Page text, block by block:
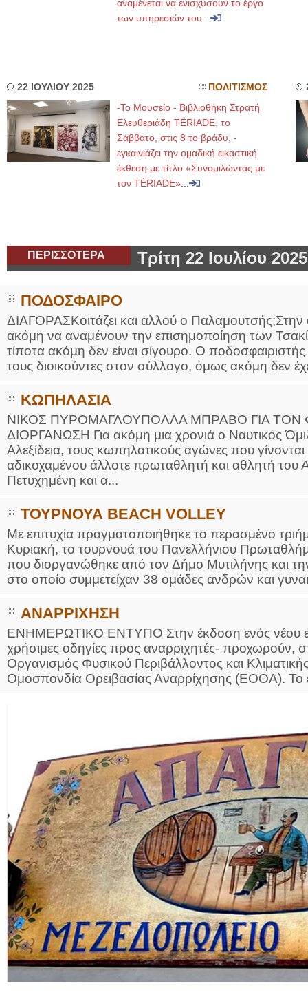
αναμένεται να ενισχύσουν το έργο
των υπηρεσιών του
22 ΙΟΥΛΙΟΥ 2025 ΠΟΛΙΤΙΣΜΟΣ
-Το Μουσείο - Βιβλιοθήκη Στρατή
Ελευθεριάδη TÉRIADE, το
Σάββατο, στις 8 το βράδυ, -
εγκαινιάζει την ομαδική εικαστική
έκθεση με τίτλο «Συνομιλώντας με
τον TÉRIADE»
ΠΕΡΙΣΣΟΤΕΡΑ Τρίτη 22 Ιουλίου 2025
ΠΟΔΟΣΦΑΙΡΟ
ΔΙΑΓΟΡΑΣΚοιτάζει και αλλού ο
ακόμη να αναμένουν την επισημοποίηση των
τίποτα ακόμη δεν είναι σίγουρο. Ο
τους διοικούντες στον σύλλογο, όμως ακόμη δεν
ΚΩΠΗΛΑΣΙΑ
ΝΙΚΟΣ ΠΥΡΟΜΑΓΛΟΥΠΟΛΛΑ ΜΠΡΑΒΟ ΓΙΑ
ΔΙΟΡΓΑΝΩΣΗ Για ακόμη μια χρονιά ο Ναυτικός
Αλεξίδεια, τους κωπηλατικούς αγώνες που
αδικοχαμένου άλλοτε πρωταθλητή και αθλητή του
Πετυχημένη και α...
ΤΟΥΡΝΟΥΑ BEACH VOLLEY
Με επιτυχία πραγματοποιήθηκε το περασμένο
Κυριακή, το τουρνουά του Πανελλήνιου
που διοργανώθηκε από τον Δήμο Μυτιλήνης και
στο οποίο συμμετείχαν 38 ομάδες ανδρών και
ΑΝΑΡΡΙΧΗΣΗ
ΕΝΗΜΕΡΩΤΙΚΟ ΕΝΤΥΠΟ Στην έκδοση ενός νέου
χρήσιμες οδηγίες προς αναρριχητές- προχωρούν,
Οργανισμός Φυσικού Περιβάλλοντος και
Ομοσπονδία Ορειβασίας Αναρρίχησης (ΕΟΟΑ). Το